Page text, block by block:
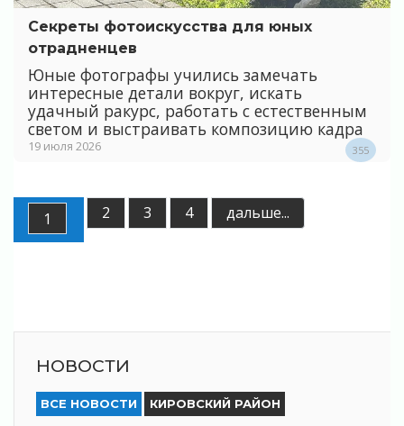
Секреты фотоискусства для юных
отрадненцев
Юные фотографы учились замечать
интересные детали вокруг, искать
удачный ракурс, работать с естественным
светом и выстраивать композицию кадра
19 июля 2026 355
1 2 3 4 дальше...
НОВОСТИ
ВСЕ НОВОСТИ КИРОВСКИЙ РАЙОН